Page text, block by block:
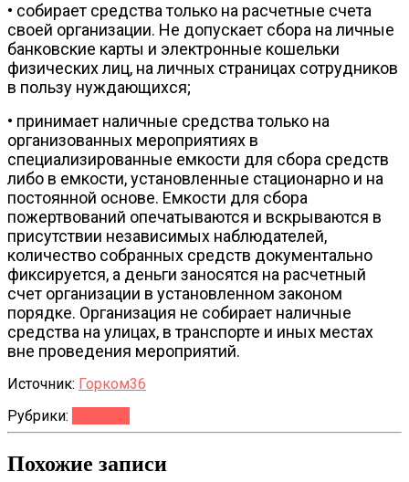
• собирает средства только на расчетные счета
своей организации. Не допускает сбора на личные
банковские карты и электронные кошельки
физических лиц, на личных страницах сотрудников
в пользу нуждающихся;
• принимает наличные средства только на
организованных мероприятиях в
специализированные емкости для сбора средств
либо в емкости, установленные стационарно и на
постоянной основе. Емкости для сбора
пожертвований опечатываются и вскрываются в
присутствии независимых наблюдателей,
количество собранных средств документально
фиксируется, а деньги заносятся на расчетный
счет организации в установленном законом
порядке. Организация не собирает наличные
средства на улицах, в транспорте и иных местах
вне проведения мероприятий.
Источник: Горком36
Рубрики:
Похожие записи